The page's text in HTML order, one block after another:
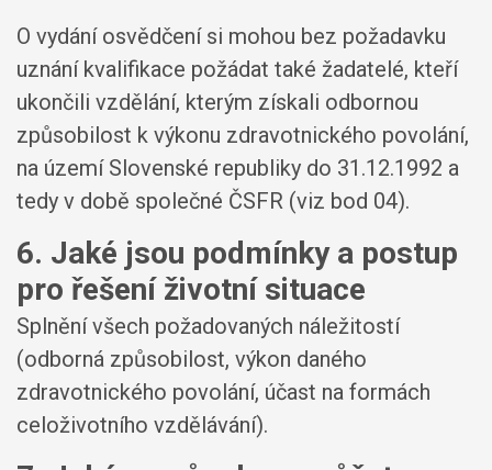
O vydání osvědčení si mohou bez požadavku
uznání kvalifikace požádat také žadatelé, kteří
ukončili vzdělání, kterým získali odbornou
způsobilost k výkonu zdravotnického povolání,
na území Slovenské republiky do 31.12.1992 a
tedy v době společné ČSFR (viz bod 04).
6. Jaké jsou podmínky a postup
pro řešení životní situace
Splnění všech požadovaných náležitostí
(odborná způsobilost, výkon daného
zdravotnického povolání, účast na formách
celoživotního vzdělávání).